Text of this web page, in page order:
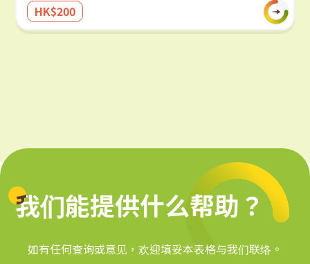
HK$200
我们能提供什么帮助？
我们能提供什么帮助？
如有任何查询或意见，欢迎填妥本表格与我们联络。